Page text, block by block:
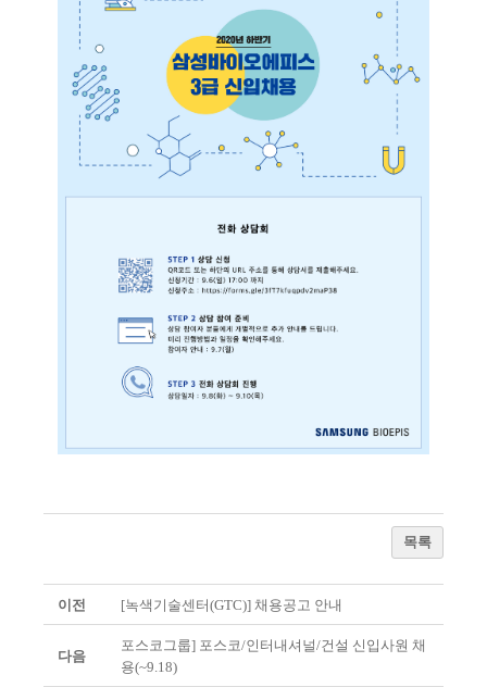
목록
이전 [녹색기술센터(GTC)] 채용공고 안내
다음
포스코그룹] 포스코/인터내셔널/건설 신입사원 채
용(~9.18)